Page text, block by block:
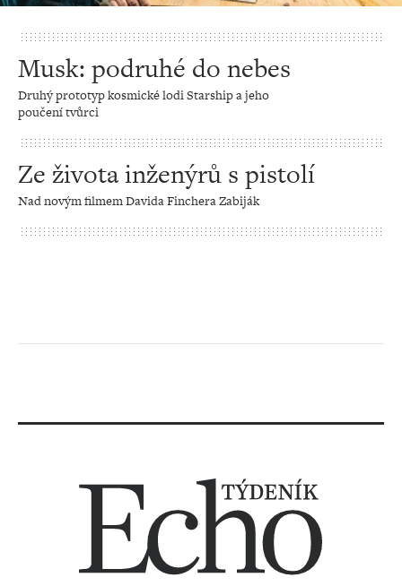
Musk: podruhé do nebes
Druhý prototyp kosmické lodi Starship a jeho
poučení tvůrci
Ze života inženýrů s pistolí
Nad novým filmem Davida Finchera Zabiják